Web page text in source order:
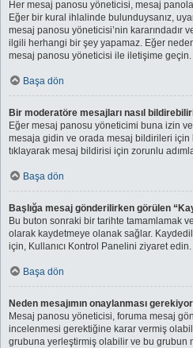
Her mesaj panosu yöneticisi, mesaj
Eğer bir kural ihlalinde bulunduysanız,
mesaj panosu yöneticisi’nin kararındadır
ilgili herhangi bir şey yapamaz. Eğer neden
mesaj panosu yöneticisi ile iletişime geçin.
Başa dön
Bir moderatöre mesajları nasıl
Eğer mesaj panosu yöneticimi buna izin
mesaja gidin ve orada mesaj bildirileri
tıklayarak mesaj bildirisi için zorunlu
Başa dön
Başlığa mesaj gönderilirken görülen
Bu buton sonraki bir tarihte tamamlamak
olarak kaydetmeye olanak sağlar.
için, Kullanıcı Kontrol Panelini ziyaret edin.
Başa dön
Neden mesajımın onaylanması
Mesaj panosu yöneticisi, foruma mesaj
incelenmesi gerektiğine karar vermiş
grubuna yerleştirmiş olabilir ve bu grubun